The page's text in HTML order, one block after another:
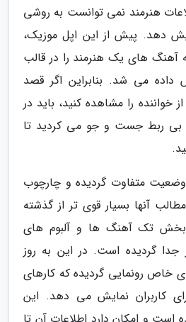
هنرمند نمی توانست به روشی
دهد. پیش از این اپل موزیک،
های یک هنرمند را در قالب
می شد. بنابراین اگر قصد
خواننده را مشاهده کنید، باید در
بی ربط جست و جو می کردید تا
متفاوت گردیده و چارچوب
آنها بسیار قوی تر از گذشته
تک آهنگ ها و آلبوم های
جدا گردیده است. در این به روز
خاص رونمایی گردیده که کارهای
کاربران نمایش می دهد. این